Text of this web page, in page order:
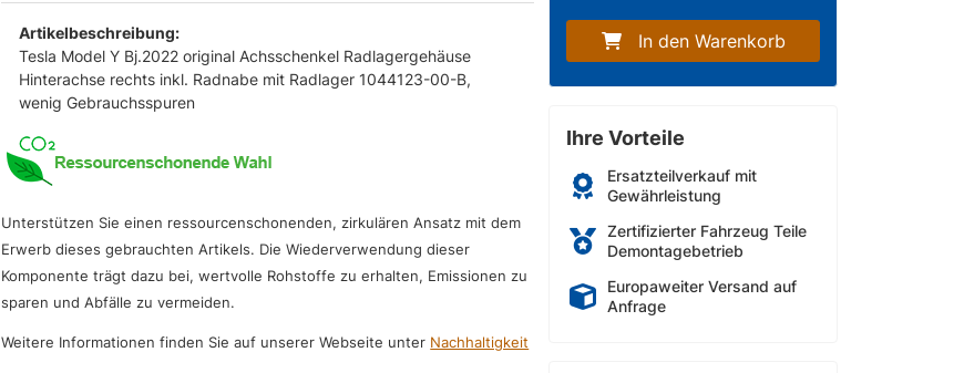
Artikelbeschreibung:
Tesla Model Y Bj.2022 original Achsschenkel Radlagergehäuse
Hinterachse rechts inkl. Radnabe mit Radlager 1044123-00-B,
wenig Gebrauchsspuren
Unterstützen Sie einen ressourcenschonenden, zirkulären Ansatz mit dem
Erwerb dieses gebrauchten Artikels. Die Wiederverwendung dieser
Komponente trägt dazu bei, wertvolle Rohstoffe zu erhalten, Emissionen zu
sparen und Abfälle zu vermeiden.
Weitere Informationen finden Sie auf unserer Webseite unter Nachhaltigkeit
In den Warenkorb
Ihre Vorteile
Ersatzteilverkauf mit
Gewährleistung
Zertifizierter Fahrzeug Teile
Demontagebetrieb
Europaweiter Versand auf
Anfrage